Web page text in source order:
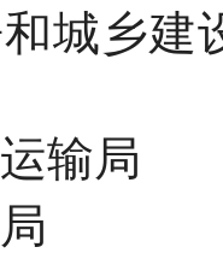
城乡建
输局